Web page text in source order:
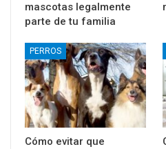
mascotas legalmente
parte de tu familia
PERROS
Cómo evitar que